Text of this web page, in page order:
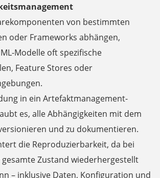
von bestimmten
oder Frameworks abhängen,
Modelle oft spezifische
Feature Stores oder
in ein Artefaktmanagement-
es, alle Abhängigkeiten mit dem
und zu dokumentieren.
die Reproduzierbarkeit, da bei
Zustand wiederhergestellt
– inklusive Daten, Konfiguration und